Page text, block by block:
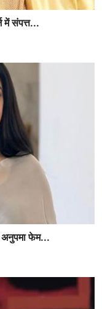
में संपत्त...
अनुपमा फेम...